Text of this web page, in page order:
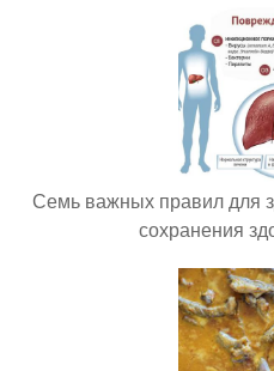
Семь важных правил для
сохранения